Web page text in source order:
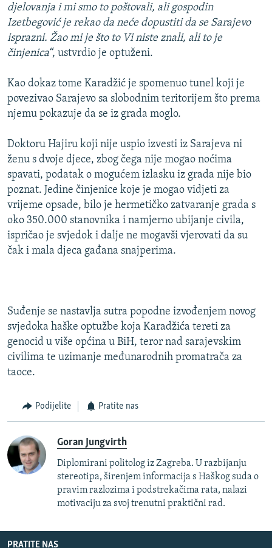
djelovanja i mi smo to poštovali, ali gospodin
Izetbegović je rekao da neće dopustiti da se Sarajevo
isprazni. Žao mi je što to Vi niste znali, ali to je
činjenica“, ustvrdio je optuženi.
Kao dokaz tome Karadžić je spomenuo tunel koji je
povezivao Sarajevo sa slobodnim teritorijem što prema
njemu pokazuje da se iz grada moglo.
Doktoru Hajiru koji nije uspio izvesti iz Sarajeva ni
ženu s dvoje djece, zbog čega nije mogao noćima
spavati, podatak o mogućem izlasku iz grada nije bio
poznat. Jedine činjenice koje je mogao vidjeti za
vrijeme opsade, bilo je hermetičko zatvaranje grada s
oko 350.000 stanovnika i namjerno ubijanje civila,
ispričao je svjedok i dalje ne mogavši vjerovati da su
čak i mala djeca gađana snajperima.
Suđenje se nastavlja sutra popodne izvođenjem novog
svjedoka haške optužbe koja Karadžića tereti za
genocid u više općina u BiH, teror nad sarajevskim
civilima te uzimanje međunarodnih promatrača za
taoce.
Podijelite Pratite nas
Goran Jungvirth
Diplomirani politolog iz Zagreba. U razbijanju
stereotipa, širenjem informacija s Haškog suda o
pravim razlozima i podstrekačima rata, nalazi
motivaciju za svoj trenutni praktični rad.
PRATITE NAS